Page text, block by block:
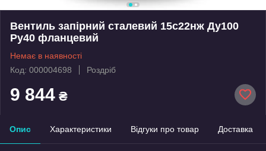
Вентиль запірний сталевий 15с22нж Ду100
Ру40 фланцевий
Немає в наявності
Код: 000004698
Роздріб
9 844 ₴
Опис Характеристики Відгуки про товар Доставка